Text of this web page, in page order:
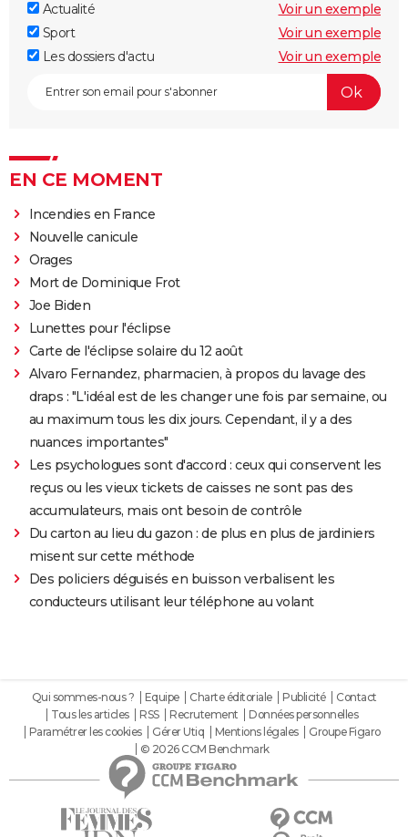
Actualité
Voir un exemple
Sport
Voir un exemple
Les dossiers d'actu
Voir un exemple
EN CE MOMENT
Incendies en France
Nouvelle canicule
Orages
Mort de Dominique Frot
Joe Biden
Lunettes pour l'éclipse
Carte de l'éclipse solaire du 12 août
Alvaro Fernandez, pharmacien, à propos du lavage des
draps : "L'idéal est de les changer une fois par semaine, ou
au maximum tous les dix jours. Cependant, il y a des
nuances importantes"
Les psychologues sont d'accord : ceux qui conservent les
reçus ou les vieux tickets de caisses ne sont pas des
accumulateurs, mais ont besoin de contrôle
Du carton au lieu du gazon : de plus en plus de jardiniers
misent sur cette méthode
Des policiers déguisés en buisson verbalisent les
conducteurs utilisant leur téléphone au volant
Qui sommes-nous ? Equipe Charte éditoriale Publicité
Contact
Tous les articles
RSS Recrutement
Données personnelles
Paramétrer les cookies
Gérer Utiq Mentions légales
Groupe Figaro
© 2026 CCM Benchmark